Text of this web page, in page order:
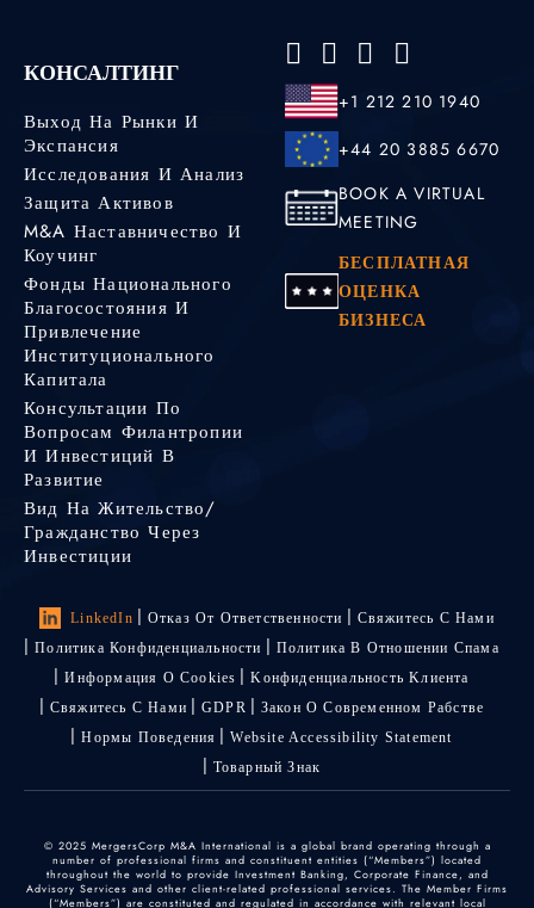
КОНСАЛТИНГ
Выход На Рынки И
Экспансия
Исследования И Анализ
Защита Активов
M&A Наставничество И
Коучинг
Фонды Национального
Благосостояния И
Привлечение
Институционального
Капитала
Консультации По
Вопросам Филантропии
И Инвестиций В
Развитие
Вид На Жительство/
Гражданство Через
Инвестиции
+1 212 210 1940
+44 20 3885 6670
BOOK A VIRTUAL
MEETING
БЕСПЛАТНАЯ
ОЦЕНКА
БИЗНЕСА
LinkedIn Отказ От Ответственности
Свяжитесь С Нами
Политика Конфиденциальности
Политика В Отношении Спама
Информация О Cookies
Kонфиденциальность Kлиента
Свяжитесь С Нами
GDPR
Закон О Современном Рабстве
Нормы Поведения
Website Accessibility Statement
Товарный Знак
© 2025 MergersCorp M&A International is a global brand operating through a
number of professional firms and constituent entities (“Members”) located
throughout the world to provide Investment Banking, Corporate Finance, and
Advisory Services and other client-related professional services. The Member Firms
(“Members”) are constituted and regulated in accordance with relevant local